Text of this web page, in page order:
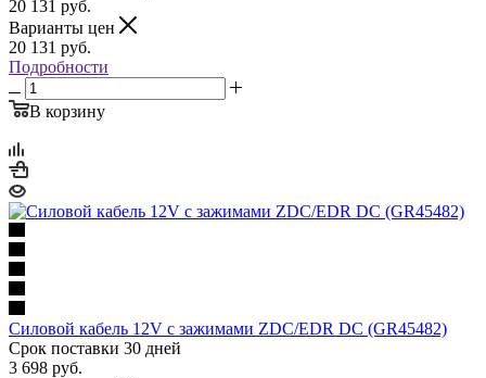
20 131 руб.
Варианты цен
20 131 руб.
Подробности
В корзину
Силовой кабель 12V с зажимами ZDC/EDR DC (GR45482)
Срок поставки 30 дней
3 698 руб.